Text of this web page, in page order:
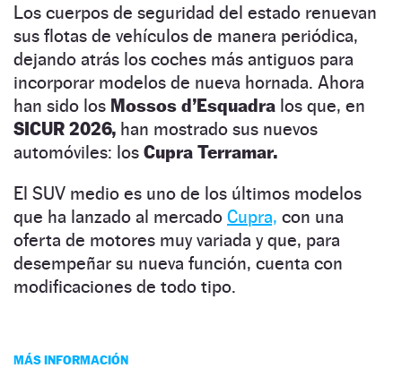
Los cuerpos de seguridad del estado renuevan
sus flotas de vehículos de manera periódica,
dejando atrás los coches más antiguos para
incorporar modelos de nueva hornada. Ahora
han sido los Mossos d’Esquadra los que, en
SICUR 2026, han mostrado sus nuevos
automóviles: los Cupra Terramar.
El SUV medio es uno de los últimos modelos
que ha lanzado al mercado Cupra, con una
oferta de motores muy variada y que, para
desempeñar su nueva función, cuenta con
modificaciones de todo tipo.
MÁS INFORMACIÓN